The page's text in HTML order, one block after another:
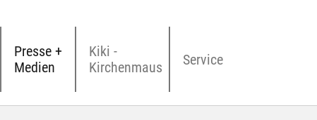
Presse +
Medien
Kiki -
Kirchenmaus
Service